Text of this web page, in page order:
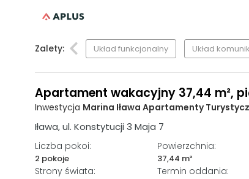
Zalety: Układ funkcjonalny Układ
Apartament wakacyjny 37,44 m²,
Inwestycja Marina Iława Apartamenty
Iława, ul. Konstytucji 3 Maja 7
Liczba pokoi:
2 pokoje
Powierzchnia:
37,44 m²
Strony świata: Termin oddania: